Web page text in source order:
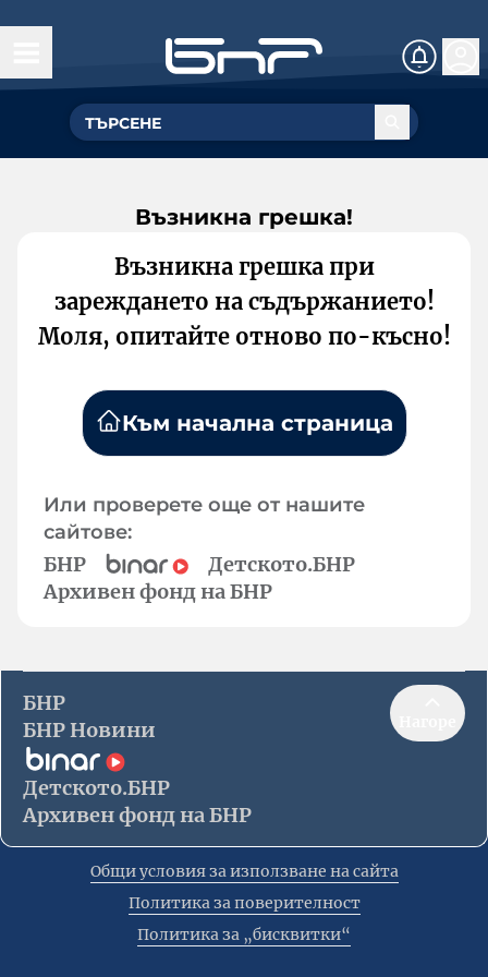
Възникна грешка!
Възникна грешка при
зареждането на съдържанието!
Моля, опитайте отново по-късно!
Към начална страница
Или проверете още от нашите
сайтове:
БНР
Детското.БНР
Архивен фонд на БНР
БНР
БНР Новини
Детското.БНР
Архивен фонд на БНР
Общи условия за използване на сайта
Политика за поверителност
Политика за „бисквитки“